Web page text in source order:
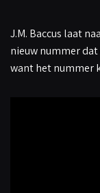
J.M. Baccus laat
nieuw nummer
want het nummer